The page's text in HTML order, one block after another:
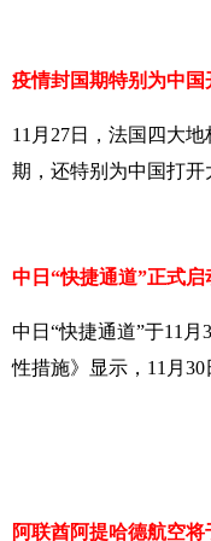
疫情封国期特别为中
11月27日，法国四大
期，还特别为中国打
中日“快捷通道”正式
中日“快捷通道”于11
性措施》显示，11月
阿联酋阿提哈德航空